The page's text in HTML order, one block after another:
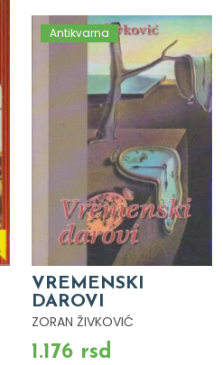
Antikvarna
VREMENSKI
DAROVI
ZORAN ŽIVKOVIĆ
1.176 rsd